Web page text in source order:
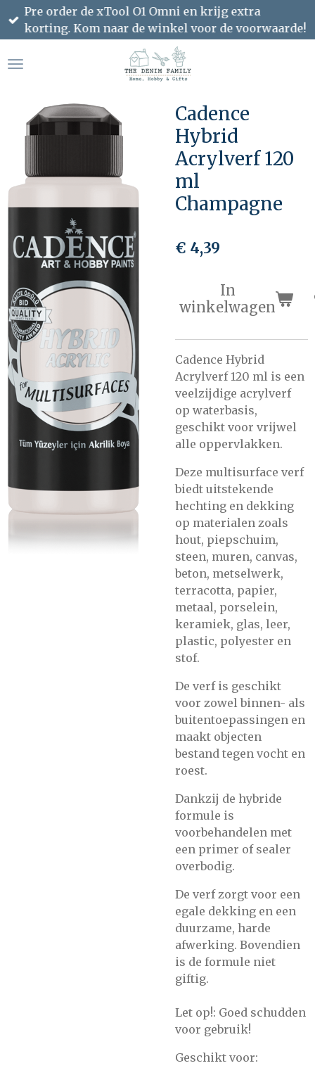
Ga
direct
de
Pre order de xTool O1 Omni en krijg extra
korting. Kom naar de winkel voor de voorwaarde!
Cadence
Hybrid
Acrylverf 120
ml
Champagne
€ 4,39
In
winkelwagen
Cadence Hybrid
Acrylverf 120 ml is een
veelzijdige acrylverf
op waterbasis,
geschikt voor vrijwel
alle oppervlakken.
Deze multisurface verf
biedt uitstekende
hechting en dekking
op materialen zoals
hout, piepschuim,
steen, muren, canvas,
beton, metselwerk,
terracotta, papier,
metaal, porselein,
keramiek, glas, leer,
plastic, polyester en
stof.
De verf is geschikt
voor zowel binnen- als
buitentoepassingen en
maakt objecten
bestand tegen vocht en
roest.
Dankzij de hybride
formule is
voorbehandelen met
een primer of sealer
overbodig.
De verf zorgt voor een
egale dekking en een
duurzame, harde
afwerking. Bovendien
is de formule niet
giftig.
Let op!: Goed schudden
voor gebruik!
Geschikt voor: